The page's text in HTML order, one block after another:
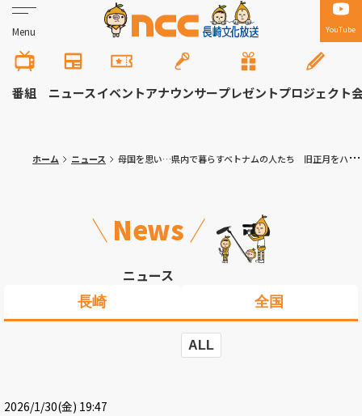
Menu YouTube
番組 ニュースイベントアナウンサープレゼントプロジェクト
ホーム ニュース 母国を思い…県内で暮らすベトナムの人たち 旧正月をハウステンボスで祝う
News
ニュース
長崎 全国
ALL
2026/1/30(金) 19:47